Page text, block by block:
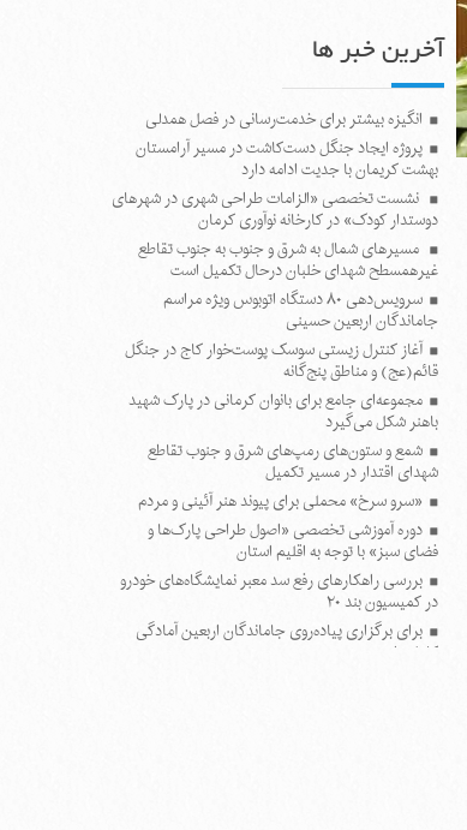
آخرین خبر ها
انگیزه بیشتر برای خدمت‌رسانی در فصل همدلی
پروژه ایجاد جنگل دست‌کاشت در مسیر آرامستان
بهشت کریمان با جدیت ادامه دارد
نشست تخصصی «الزامات طراحی شهری در شهرهای
دوستدار کودک» در کارخانه نوآوری کرمان
مسیرهای شمال به شرق و جنوب به جنوب تقاطع
غیرهمسطح شهدای خلبان درحال تکمیل است
سرویس‌دهی ۸۰ دستگاه اتوبوس ویژه مراسم
جاماندگان اربعین حسینی
آغاز کنترل زیستی سوسک پوست‌خوار کاج در جنگل
قائم(عج) و مناطق پنج‌گانه
مجموعه‌ای جامع برای بانوان کرمانی در پارک شهید
باهنر شکل می‌گیرد
شمع و ستون‌های رمپ‌های شرق و جنوب تقاطع
شهدای اقتدار در مسیر تکمیل
«سرو سرخ» محملی برای پیوند هنر آئینی و مردم
دوره آموزشی تخصصی «اصول طراحی پارک‌ها و
فضای سبز» با توجه به اقلیم استان
بررسی راهکارهای رفع سد معبر نمایشگاه‌های خودرو
در کمیسیون بند ۲۰
برای برگزاری پیاده‌روی جاماندگان اربعین آمادگی
کامل داریم